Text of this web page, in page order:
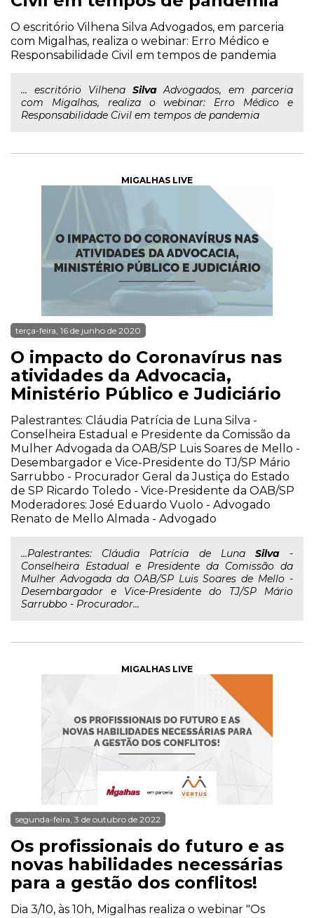
O escritório Vilhena Silva Advogados, em parceria
com Migalhas, realiza o webinar: Erro Médico e
Responsabilidade Civil em tempos de pandemia
... escritório Vilhena SilvaAdvogados, em parceria
com Migalhas, realiza o webinar: Erro Médico e
Responsabilidade Civil em tempos de pandemia
MIGALHAS LIVE
terça-feira, 16 de junho de 2020
O impacto do Coronavírus nas
atividades da Advocacia,
Ministério Público e Judiciário
Palestrantes: Cláudia Patrícia de Luna Silva -
Conselheira Estadual e Presidente da Comissão da
Mulher Advogada da OAB/SP Luis Soares de Mello -
Desembargador e Vice-Presidente do TJ/SP Mário
Sarrubbo - Procurador Geral da Justiça do Estado
de SP Ricardo Toledo - Vice-Presidente da OAB/SP
Moderadores: José Eduardo Vuolo - Advogado
Renato de Mello Almada - Advogado
...Palestrantes: Cláudia Patrícia de Luna Silva-
Conselheira Estadual e Presidente da Comissão da
Mulher Advogada da OAB/SP Luis Soares de Mello -
Desembargador e Vice-Presidente do TJ/SP Mário
Sarrubbo - Procurador...
MIGALHAS LIVE
segunda-feira, 3 de outubro de 2022
Os profissionais do futuro e as
novas habilidades necessárias
para a gestão dos conflitos!
Dia 3/10, às 10h, Migalhas realiza o webinar "Os